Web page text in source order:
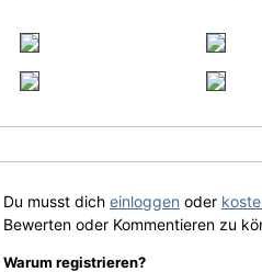
Du musst dich einloggen oder
Bewerten oder Kommentieren zu
Warum registrieren?